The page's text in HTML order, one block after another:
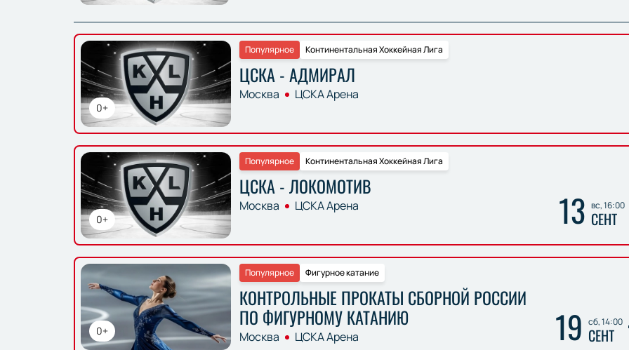
0+
Континентальная Хоккейная Лига
Популярное
ЦСКА - АДМИРАЛ
Москва ЦСКА Арена
0+
Континентальная Хоккейная Лига
Популярное
ЦСКА - ЛОКОМОТИВ
Москва ЦСКА Арена 13 вс, 16:00
СЕНТ
0+
Фигурное катание
Популярное
КОНТРОЛЬНЫЕ ПРОКАТЫ СБОРНОЙ РОССИИ
ПО ФИГУРНОМУ КАТАНИЮ
Москва ЦСКА Арена 19 сб, 14:00
СЕНТ